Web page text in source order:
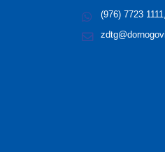
(976) 7723